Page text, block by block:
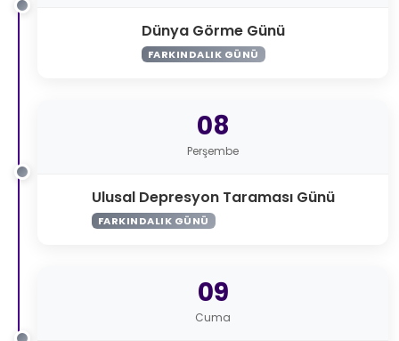
Dünya Görme Günü
FARKINDALIK GÜNÜ
08
Perşembe
Ulusal Depresyon Taraması Günü
FARKINDALIK GÜNÜ
09
Cuma